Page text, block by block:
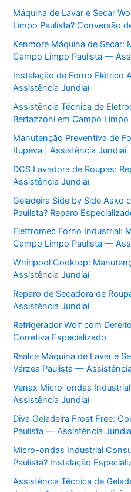
Máquina de Lavar e Secar
Limpo Paulista? Conversão
Kenmore Máquina de Secar:
Campo Limpo Paulista —
Instalação de Forno Elétrico
Assistência Jundiaí
Assistência Técnica de
Bertazzoni em Campo
Manutenção Preventiva de
Itupeva | Assistência Jundiaí
DCS Lavadora de Roupas:
Assistência Jundiaí
Geladeira Side by Side Asko
Paulista? Reparo
Elettromec Forno Industrial:
Campo Limpo Paulista —
Whirlpool Cooktop:
Assistência Jundiaí
Reparo de Secadora de
Assistência Jundiaí
Refrigerador Wolf com
Corretiva Especializado
Realce Máquina de Lavar e
Várzea Paulista —
Venax Micro-ondas
Assistência Jundiaí
Diva Geladeira Frost Free:
Paulista — Assistência
Micro-ondas Industrial
Paulista? Instalação
Assistência Técnica de